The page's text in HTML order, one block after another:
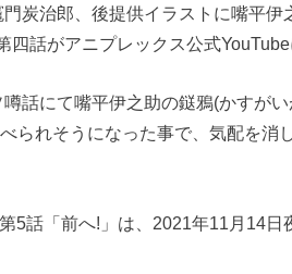
炭治郎、後提供イラストに嘴平伊
話がアニプレックス公式YouTube
話にて嘴平伊之助の鎹鴉(かすがい
られそうになった事で、気配を消
5話「前へ!」は、2021年11月14日